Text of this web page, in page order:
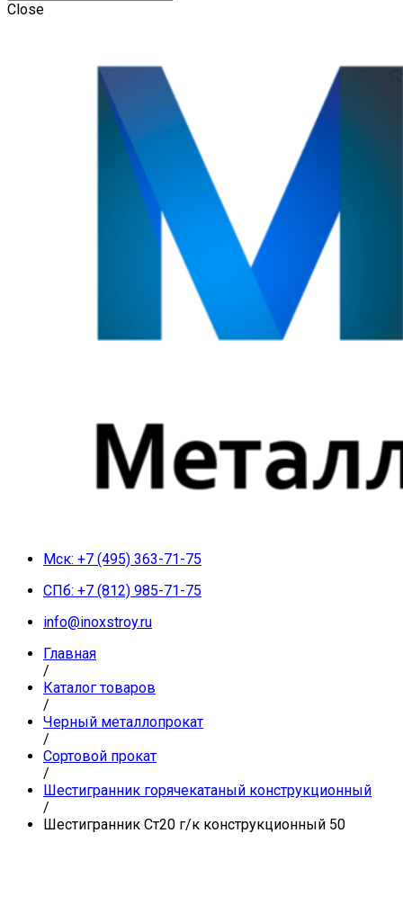
Close
Мск: +7 (495) 363-71-75
СПб: +7 (812) 985-71-75
info@inoxstroy.ru
Главная
/
Каталог товаров
/
Черный металлопрокат
/
Сортовой прокат
/
Шестигранник горячекатаный конструкционный
/
Шестигранник Ст20 г/к конструкционный 50